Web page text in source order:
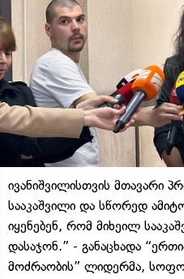
ივანიშვილისთვის მთავარი
სააკაშვილი და სწორედ
იყენებენ, რომ მიხეილ
დასაჯონ.” - განაცხადა
მოძრაობის” ლიდერმა, სოფო